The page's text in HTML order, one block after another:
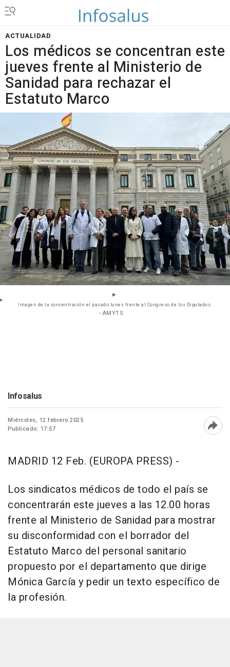
ACTUALIDAD
Los médicos se concentran este
jueves frente al Ministerio de
Sanidad para rechazar el
Estatuto Marco
Imagen de la concentración el pasado lunes frente al Congreso de los Diputados.
- AMYTS
Infosalus
Miércoles, 12 febrero 2025
Publicado: 17:57
MADRID 12 Feb. (EUROPA PRESS) -
Los sindicatos médicos de todo el país se
concentrarán este jueves a las 12.00 horas
frente al Ministerio de Sanidad para mostrar
su disconformidad con el borrador del
Estatuto Marco del personal sanitario
propuesto por el departamento que dirige
Mónica García y pedir un texto específico de
la profesión.